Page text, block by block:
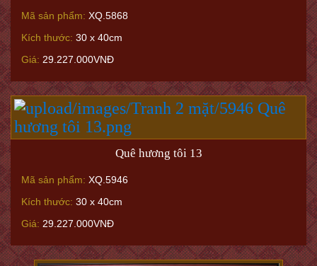
Mã sản phẩm: XQ.5868
Kích thước: 30 x 40cm
Giá: 29.227.000VNĐ
Quê hương tôi 13
Mã sản phẩm: XQ.5946
Kích thước: 30 x 40cm
Giá: 29.227.000VNĐ